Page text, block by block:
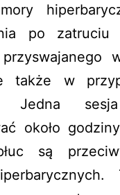
po zatruciu
także w
Jedna
około
są